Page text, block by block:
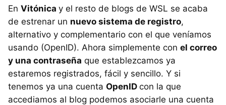
En Vitónica y el resto de blogs de WSL se acaba
de estrenar un nuevo sistema de registro,
alternativo y complementario con el que veníamos
usando (OpenID). Ahora simplemente con el correo
y una contraseña que establezcamos ya
estaremos registrados, fácil y sencillo. Y si
tenemos ya una cuenta OpenID con la que
accediamos al blog podemos asociarle una cuenta